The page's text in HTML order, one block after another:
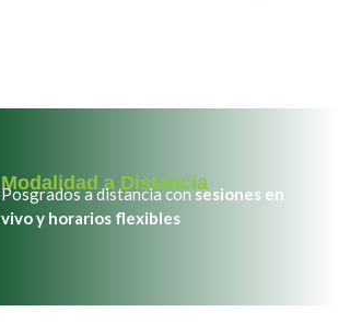
Modalidad a Distancia
Posgrados a distancia consesiones en
vivo y horarios flexibles